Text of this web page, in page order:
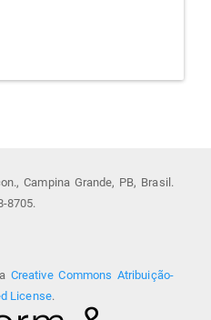
Campina Grande, PB, Brasil.
8705.
Creative Commons Atribuição-
License.